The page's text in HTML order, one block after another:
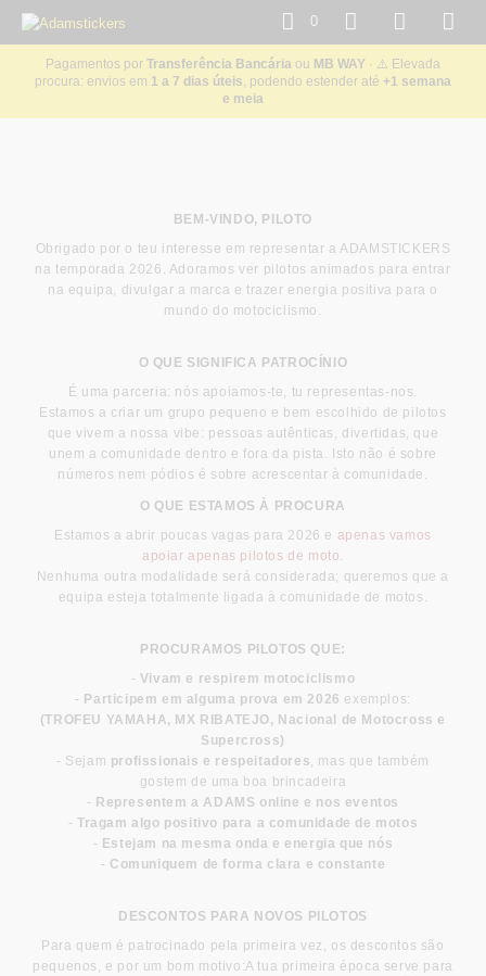
Pagamentos por Transferência Bancária ou MB WAY · ⚠️ Elevada
procura: envios em 1 a 7 dias úteis, podendo estender até +1 semana
e meia
0
BEM-VINDO, PILOTO
Obrigado por o teu interesse em representar a ADAMSTICKERS
na temporada 2026. Adoramos ver pilotos animados para entrar
na equipa, divulgar a marca e trazer energia positiva para o
mundo do motociclismo.
O QUE SIGNIFICA PATROCÍNIO
É uma parceria: nós apoiamos-te, tu representas-nos.
Estamos a criar um grupo pequeno e bem escolhido de pilotos
que vivem a nossa vibe: pessoas autênticas, divertidas, que
unem a comunidade dentro e fora da pista. Isto não é sobre
números nem pódios é sobre acrescentar à comunidade.
O QUE ESTAMOS À PROCURA
Estamos a abrir poucas vagas para 2026 e apenas vamos
apoiar apenas pilotos de moto.
Nenhuma outra modalidade será considerada; queremos que a
equipa esteja totalmente ligada à comunidade de motos.
PROCURAMOS PILOTOS QUE:
- Vivam e respirem motociclismo
- Participem em alguma prova em 2026 exemplos:
(TROFEU YAMAHA, MX RIBATEJO, Nacional de Motocross e
Supercross)
- Sejam profissionais e respeitadores, mas que também
gostem de uma boa brincadeira
- Representem a ADAMS online e nos eventos
- Tragam algo positivo para a comunidade de motos
- Estejam na mesma onda e energia que nós
- Comuniquem de forma clara e constante
DESCONTOS PARA NOVOS PILOTOS
Para quem é patrocinado pela primeira vez, os descontos são
pequenos, e por um bom motivo:A tua primeira época serve para